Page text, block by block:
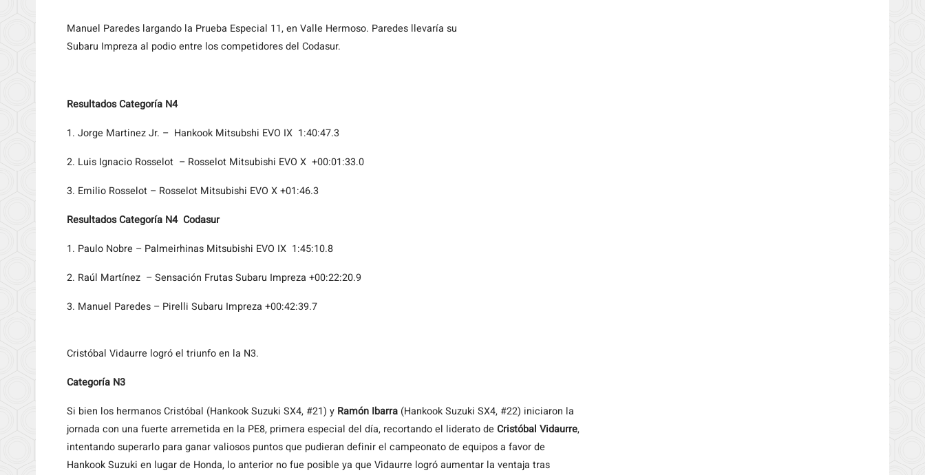
Manuel Paredes largando la Prueba Especial 11, en Valle Hermoso. Paredes llevaría su
Subaru Impreza al podio entre los competidores del Codasur.
Resultados Categoría N4
1. Jorge Martinez Jr. – Hankook Mitsubshi EVO IX 1:40:47.3
2. Luis Ignacio Rosselot – Rosselot Mitsubishi EVO X +00:01:33.0
3. Emilio Rosselot – Rosselot Mitsubishi EVO X +01:46.3
Resultados Categoría N4 Codasur
1. Paulo Nobre – Palmeirhinas Mitsubishi EVO IX 1:45:10.8
2. Raúl Martínez – Sensación Frutas Subaru Impreza +00:22:20.9
3. Manuel Paredes – Pirelli Subaru Impreza +00:42:39.7
Cristóbal Vidaurre logró el triunfo en la N3.
Categoría N3
Si bien los hermanos Cristóbal (Hankook Suzuki SX4, #21) y Ramón Ibarra (Hankook Suzuki SX4, #22) iniciaron la
jornada con una fuerte arremetida en la PE8, primera especial del día, recortando el liderato de Cristóbal Vidaurre,
intentando superarlo para ganar valiosos puntos que pudieran definir el campeonato de equipos a favor de
Hankook Suzuki en lugar de Honda, lo anterior no fue posible ya que Vidaurre logró aumentar la ventaja tras